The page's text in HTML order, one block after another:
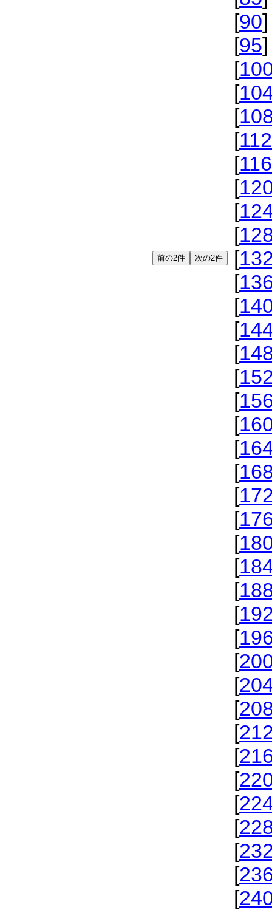
[90]
[95]
[
[
[
[112
[116
[
[
[
[
[
[
[
[
[
[
[
[
[
[
[
[
[
[
[
[
[
[
[
[
[
[
[
[
[
[
[